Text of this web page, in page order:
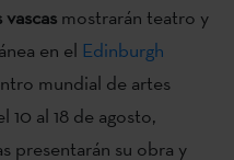
mostrarán teatro y
en el Edinburgh
mundial de artes
10 al 18 de agosto,
presentarán su obra y